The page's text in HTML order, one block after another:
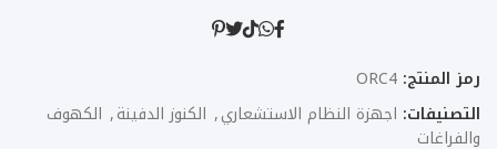
رمز المنتج: ORC4
التصنيفات: اجهزة النظام الاستشعاري, الكنوز الدفينة, الكهوف
والفراغات